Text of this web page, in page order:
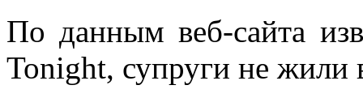
По данным веб-сайта
Tonight, супруги не жили